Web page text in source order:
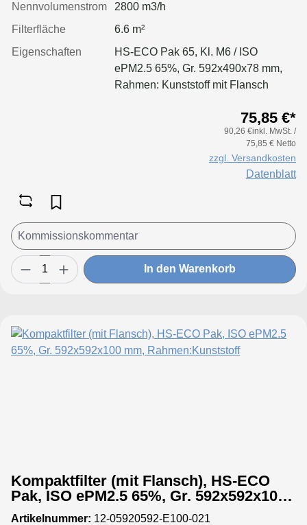
Nennvolumenstrom
2800 m3/h
Filterfläche
6.6 m²
Eigenschaften
HS-ECO Pak 65, Kl. M6 / ISO
ePM2.5 65%, Gr. 592x490x78 mm,
Rahmen: Kunststoff mit Flansch
75,85 €*
90,26 €inkl. MwSt. /
75,85 € Netto
zzgl. Versandkosten
Datenblatt
In den Warenkorb
Kompaktfilter (mit Flansch), HS-ECO
Pak, ISO ePM2.5 65%, Gr. 592x592x100
mm, Rahmen:Kunststoff
Artikelnummer: 12-05920592-E100-021